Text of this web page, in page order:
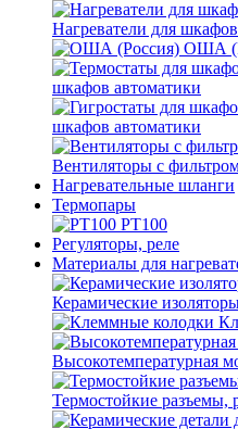
Нагреватели для
ОША
шкафов автоматики
шкафов автоматики
Вентиляторы с
Нагревательные шланги
Термопары
PT100
Регуляторы, реле
Материалы для
Керамические
Высокотемпературная
Термостойкие разъемы,